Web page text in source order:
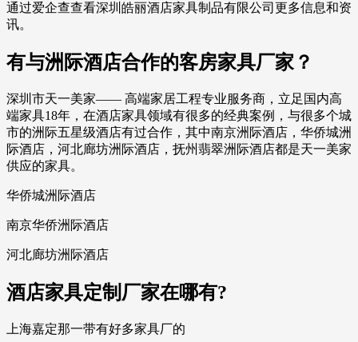
通过爱企查查看深圳皓丽酒店家具制品有限公司更多信息和资
讯。
有与洲际酒店合作的客房家具厂家？
深圳市天一美家—— 高端家居工程专业服务商，立足国内高
端家具18年，在酒店家具领域有很多的经典案例，与很多个城
市的洲际五星级酒店有过合作，其中南京洲际酒店，华侨城洲
际酒店，河北廊坊洲际酒店，抚州翡翠洲际酒店都是天一美家
供应的家具。
华侨城洲际酒店
南京华侨洲际酒店
河北廊坊洲际酒店
酒店家具定制厂家在哪有?
上海嘉定那一带有好多家具厂的